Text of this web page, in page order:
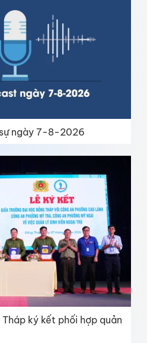
ngày 7-8-2026
ký kết phối hợp quản